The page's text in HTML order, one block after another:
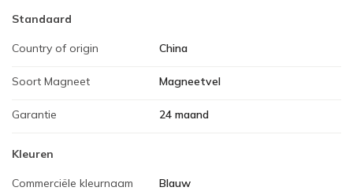
Standaard
Country of origin China
Soort Magneet Magneetvel
Garantie 24 maand
Kleuren
Commerciële kleurnaam Blauw